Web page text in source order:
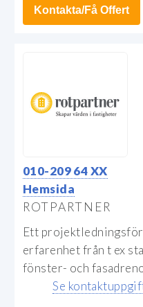
Kontakta/Få Offert
010-209 64 XX
Hemsida
ROTPARTNER
Ett
erfarenhet från t ex
fönster- och
Se